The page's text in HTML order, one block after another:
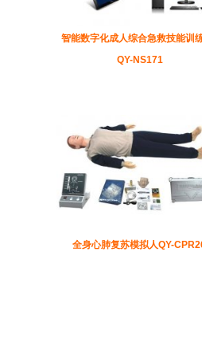
智能数字化成人综合急救技能训
QY-NS171
全身心肺复苏模拟人QY-